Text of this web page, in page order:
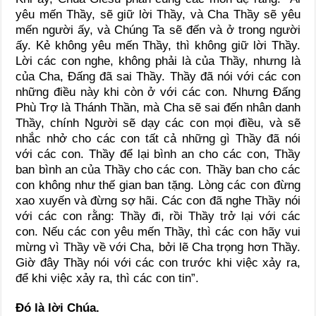
yêu mến Thầy, sẽ giữ lời Thầy, và Cha Thầy sẽ yêu
mến người ấy, và Chúng Ta sẽ đến và ở trong người
ấy. Kẻ không yêu mến Thầy, thì không giữ lời Thầy.
Lời các con nghe, không phải là của Thầy, nhưng là
của Cha, Ðấng đã sai Thầy. Thầy đã nói với các con
những điều này khi còn ở với các con. Nhưng Ðấng
Phù Trợ là Thánh Thần, mà Cha sẽ sai đến nhân danh
Thầy, chính Người sẽ dạy các con mọi điều, và sẽ
nhắc nhở cho các con tất cả những gì Thầy đã nói
với các con. Thầy để lại bình an cho các con, Thầy
ban bình an của Thầy cho các con. Thầy ban cho các
con không như thế gian ban tặng. Lòng các con đừng
xao xuyến và đừng sợ hãi. Các con đã nghe Thầy nói
với các con rằng: Thầy đi, rồi Thầy trở lại với các
con. Nếu các con yêu mến Thầy, thì các con hãy vui
mừng vì Thầy về với Cha, bởi lẽ Cha trọng hơn Thầy.
Giờ đây Thầy nói với các con trước khi việc xảy ra,
để khi việc xảy ra, thì các con tin”.
Ðó là lời Chúa.